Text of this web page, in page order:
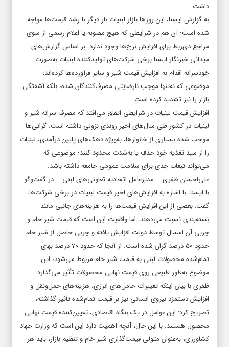
داشت.
به گزارش ایسنا، این روزها بازار لبنیات بار دیگر با رشد قیمت‌ها مواجه
شده است؛ آن هم در شرایطی که هیچ مصوبه یا اعلام رسمی از سوی
مراجع ذی‌ربط برای افزایش نرخ‌ها وجود ندارد. بر اساس گزارش‌های
میدانی خبرنگار ایسنا برخی شرکت‌های تولیدکننده لبنیات به‌صورت
خودسرانه اقدام به افزایش قیمت شیر و سایر فرآورده‌ها کرده‌اند؛
موضوعی که نه‌تنها موجب نارضایتی مصرف‌کنندگان شده، بلکه آشفتگی
بازار را نیز تشدید کرده است.
افزایش قیمت لبنیات در شرایطی اتفاق می‌افتد که مصرف سرانه شیر و
لبنیات در کشور طی سال‌های اخیر روندی نزولی داشته است. گرانی‌ها
موجب شده بسیاری از خانوارها، به‌ویژه دهک‌های پایین درآمدی، لبنیات
را از سبد تغذیه خود حذف یا به‌شدت محدود کنند؛ موضوعی که
می‌تواند تبعات جدی برای سلامت عمومی جامعه داشته باشد.
علی‌احسان ظفری – مدیرعامل اتحادیه تعاونی‌های لبنی – در گفت‌وگو
با ایسنا، با اشاره به افزایش‌های اخیر قیمت لبنیات در برخی شرکت‌ها،
گفت: بعضی از این افزایش قیمت‌ها را به هزینه‌های جانبی مانند
بسته‌بندی نسبت می‌دهند، اما واقعیت این است که قیمت شیر خام و
چربی آن امسال توسط دولت افزایش یافته و چربی حاصل از شیر خام
حدود ۵۰ درصد گران شده است. از آنجا که حدود ۷۰ درصد بهای
تمام‌شده محصولات لبنی به قیمت شیر خام مربوط می‌شود، این
موضوع به‌طور طبیعی روی قیمت نهایی محصولات تأثیر می‌گذارد.
ظفری با بیان اینکه تغییرات حامل‌های انرژی، هزینه‌های حمل‌ونقل و
افزایش دستمزد نیروی انسانی نیز بر قیمت تمام‌شده تأثیر گذاشته،
تصریح کرد: این عوامل در یک بنگاه اقتصادی، تعیین‌کننده قیمت نهایی
محصول هستند. با این حال، آنچه اهمیت دارد این است که وزارت جهاد
کشاورزی، به‌عنوان متولی قیمت‌گذاری شیر خام و تنظیم بازار، باید هر